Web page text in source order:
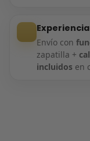
Envío con
zapatilla +
incluidos en